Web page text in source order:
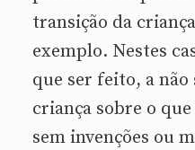
transição da
exemplo. Nestes
que ser feito, a
criança sobre o
sem invenções ou